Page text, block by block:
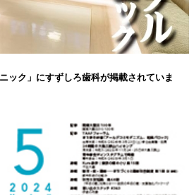
ック」にすずしろ歯科が掲載されていま